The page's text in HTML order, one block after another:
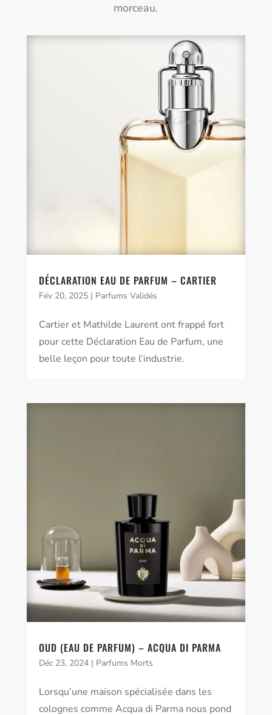
morceau.
DÉCLARATION EAU DE PARFUM – CARTIER
Fév 20, 2025| Parfums Validés
Cartier et Mathilde Laurent ont frappé fort
pour cette Déclaration Eau de Parfum, une
belle leçon pour toute l’industrie.
OUD (EAU DE PARFUM) – ACQUA DI PARMA
Déc 23, 2024| Parfums Morts
Lorsqu’une maison spécialisée dans les
colognes comme Acqua di Parma nous pond